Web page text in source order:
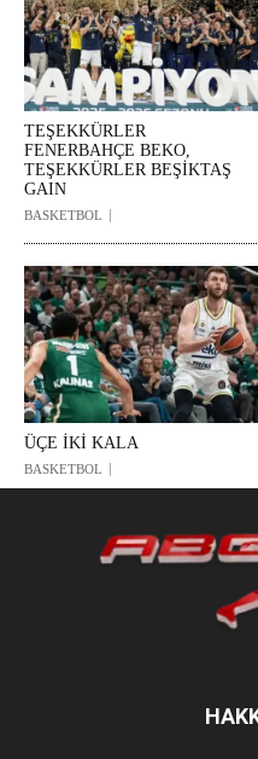
TEŞEKKÜRLER
FENERBAHÇE BEKO,
TEŞEKKÜRLER BEŞİKTAŞ
GAIN
BASKETBOL
ÜÇE İKİ KALA
BASKETBOL